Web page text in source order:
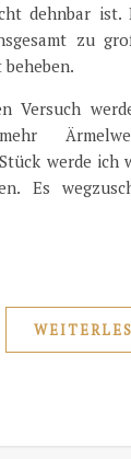
dehnbar ist.
zu
Versuch
werde ich
Es